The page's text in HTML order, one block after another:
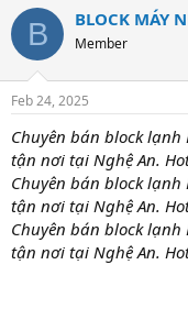
r
e
d
t
a
t
e
r
B BLOCK MÁY
Member
Feb 24, 2025
Chuyên bán block lạnh
tận nơi tại Nghệ An.
Chuyên bán block lạnh
tận nơi tại Nghệ An.
Chuyên bán block lạnh
tận nơi tại Nghệ An.